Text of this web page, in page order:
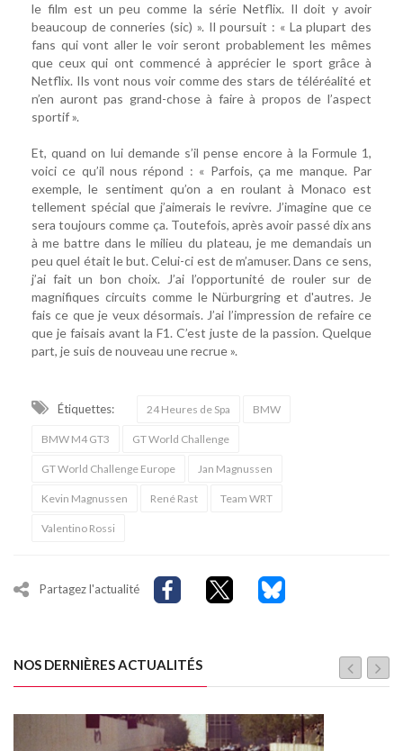
le film est un peu comme la série Netflix. Il doit y avoir
beaucoup de conneries (sic) ». Il poursuit : « La plupart des
fans qui vont aller le voir seront probablement les mêmes
que ceux qui ont commencé à apprécier le sport grâce à
Netflix. Ils vont nous voir comme des stars de téléréalité et
n’en auront pas grand-chose à faire à propos de l’aspect
sportif ».
Et, quand on lui demande s’il pense encore à la Formule 1,
voici ce qu’il nous répond : « Parfois, ça me manque. Par
exemple, le sentiment qu’on a en roulant à Monaco est
tellement spécial que j’aimerais le revivre. J’imagine que ce
sera toujours comme ça. Toutefois, après avoir passé dix ans
à me battre dans le milieu du plateau, je me demandais un
peu quel était le but. Celui-ci est de m’amuser. Dans ce sens,
j’ai fait un bon choix. J’ai l’opportunité de rouler sur de
magnifiques circuits comme le Nürburgring et d'autres. Je
fais ce que je veux désormais. J’ai l’impression de refaire ce
que je faisais avant la F1. C’est juste de la passion. Quelque
part, je suis de nouveau une recrue ».
Étiquettes: 24 Heures de Spa BMW
BMW M4 GT3 GT World Challenge
GT World Challenge Europe Jan Magnussen
Kevin Magnussen René Rast Team WRT
Valentino Rossi
Partagez l'actualité
NOS DERNIÈRES ACTUALITÉS